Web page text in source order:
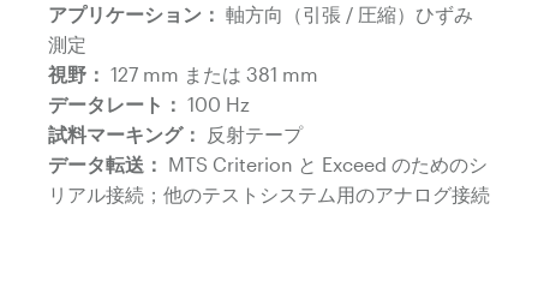
アプリケーション： 軸方向（引張 / 圧縮）ひずみ
測定
視野： 127 mm または 381 mm
データレート： 100 Hz
試料マーキング：
反射テープ
データ転送： MTS Criterion と Exceed のためのシ
リアル接続；他のテストシステム用のアナログ接続